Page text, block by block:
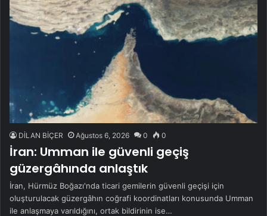
DİLAN BİÇER Ağustos 6, 2026 0 0
İran: Umman ile güvenli geçiş
güzergâhında anlaştık
İran, Hürmüz Boğazı'nda ticari gemilerin güvenli geçişi için
oluşturulacak güzergâhın coğrafi koordinatları konusunda Umman
ile anlaşmaya varıldığını, ortak bildirinin ise…